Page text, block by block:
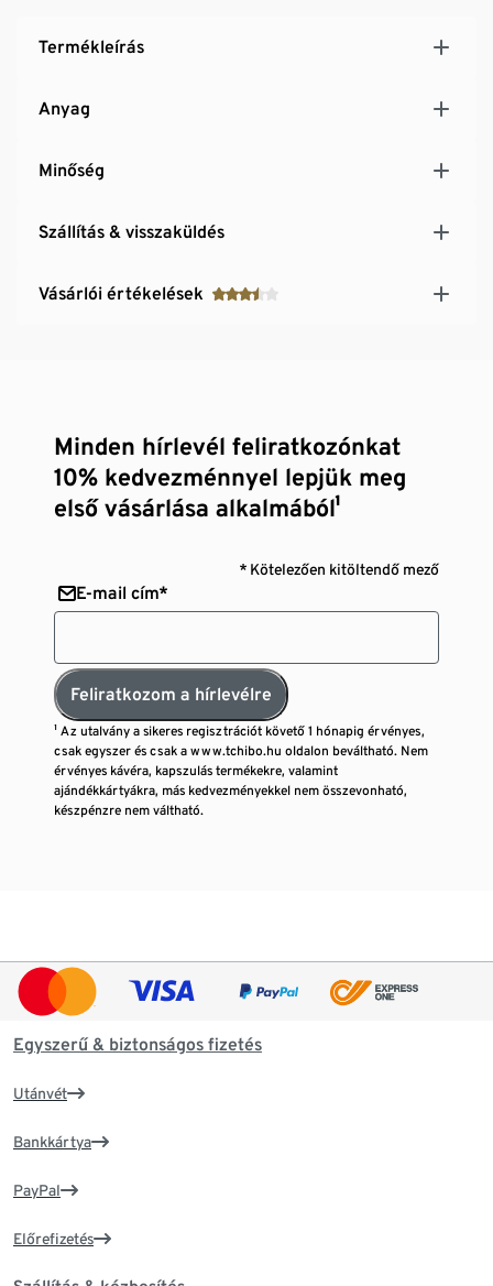
Termékleírás
Anyag
Minőség
Szállítás & visszaküldés
Vásárlói értékelések
Minden hírlevél feliratkozónkat
10% kedvezménnyel lepjük meg
első vásárlása alkalmából¹
* Kötelezően kitöltendő mező
E-mail cím*
Feliratkozom a hírlevélre
¹ Az utalvány a sikeres regisztrációt követő 1 hónapig érvényes,
csak egyszer és csak a www.tchibo.hu oldalon beváltható. Nem
érvényes kávéra, kapszulás termékekre, valamint
ajándékkártyákra, más kedvezményekkel nem összevonható,
készpénzre nem váltható.
Egyszerű & biztonságos fizetés
Utánvét
Bankkártya
PayPal
Előrefizetés